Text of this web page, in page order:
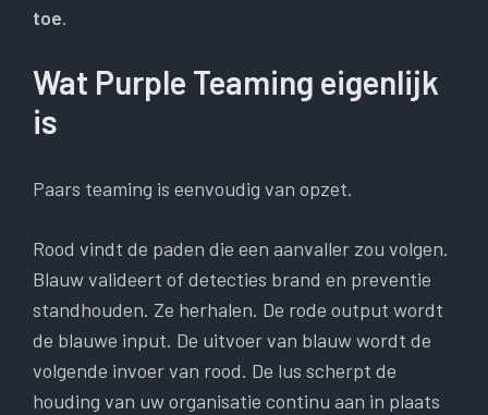
toe.
Wat Purple Teaming eigenlijk
is
Paars teaming is eenvoudig van opzet.
Rood vindt de paden die een aanvaller zou volgen.
Blauw valideert of detecties brand en preventie
standhouden. Ze herhalen. De rode output wordt
de blauwe input. De uitvoer van blauw wordt de
volgende invoer van rood. De lus scherpt de
houding van uw organisatie continu aan in plaats